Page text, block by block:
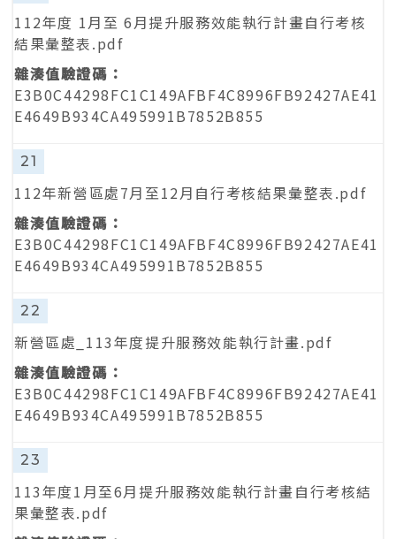
112年度 1月至 6月提升服務效能執行計畫自行考核
結果彙整表.pdf
E3B0C44298FC1C149AFBF4C8996FB92427AE41
E4649B934CA495991B7852B855
21
112年新營區處7月至12月自行考核結果彙整表.pdf
E3B0C44298FC1C149AFBF4C8996FB92427AE41
E4649B934CA495991B7852B855
22
新營區處_113年度提升服務效能執行計畫.pdf
E3B0C44298FC1C149AFBF4C8996FB92427AE41
E4649B934CA495991B7852B855
23
113年度1月至6月提升服務效能執行計畫自行考核結
果彙整表.pdf